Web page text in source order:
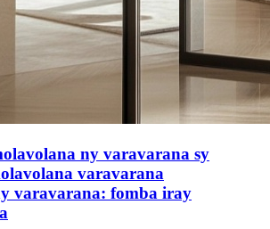
ny varavarana sy
varavarana
varavarana: fomba iray